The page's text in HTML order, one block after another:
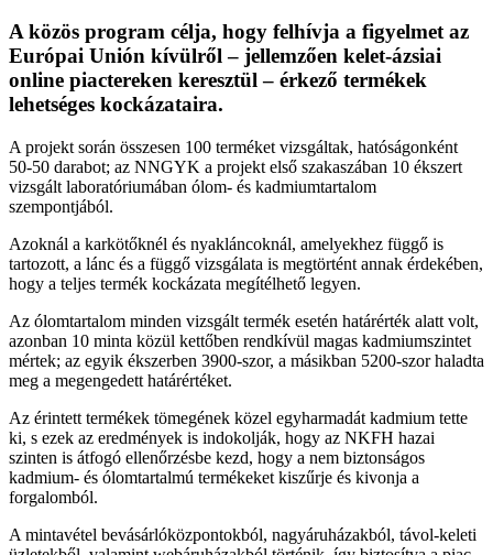
A közös program célja, hogy felhívja a figyelmet az
Európai Unión kívülről – jellemzően kelet-ázsiai
online piactereken keresztül – érkező termékek
lehetséges kockázataira.
A projekt során összesen 100 terméket vizsgáltak, hatóságonként
50-50 darabot; az NNGYK a projekt első szakaszában 10 ékszert
vizsgált laboratóriumában ólom- és kadmiumtartalom
szempontjából.
Azoknál a karkötőknél és nyakláncoknál, amelyekhez függő is
tartozott, a lánc és a függő vizsgálata is megtörtént annak érdekében,
hogy a teljes termék kockázata megítélhető legyen.
Az ólomtartalom minden vizsgált termék esetén határérték alatt volt,
azonban 10 minta közül kettőben rendkívül magas kadmiumszintet
mértek; az egyik ékszerben 3900-szor, a másikban 5200-szor haladta
meg a megengedett határértéket.
Az érintett termékek tömegének közel egyharmadát kadmium tette
ki, s ezek az eredmények is indokolják, hogy az NKFH hazai
szinten is átfogó ellenőrzésbe kezd, hogy a nem biztonságos
kadmium- és ólomtartalmú termékeket kiszűrje és kivonja a
forgalomból.
A mintavétel bevásárlóközpontokból, nagyáruházakból, távol-keleti